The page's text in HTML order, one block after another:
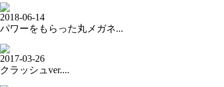
2018-06-14
パワーをもらった丸メガネ...
2017-03-26
クラッシュver....